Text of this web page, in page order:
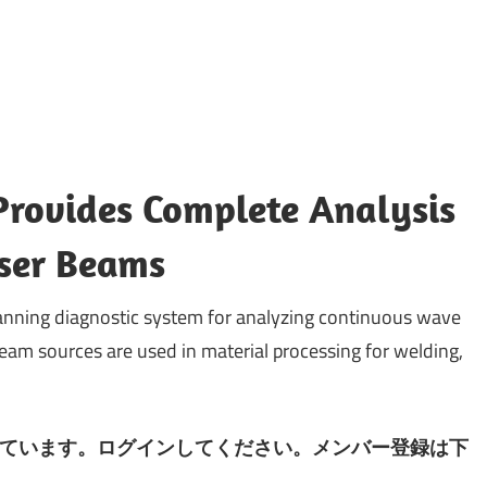
Complete Analysis
Beams
diagnostic system for analyzing continuous wave
sources are used in material processing for welding,
います。ログインしてください。メンバー登録は下